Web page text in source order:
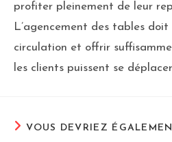
profiter pleinement de leur
L’agencement des tables
circulation et offrir
les clients puissent se
VOUS DEVRIEZ